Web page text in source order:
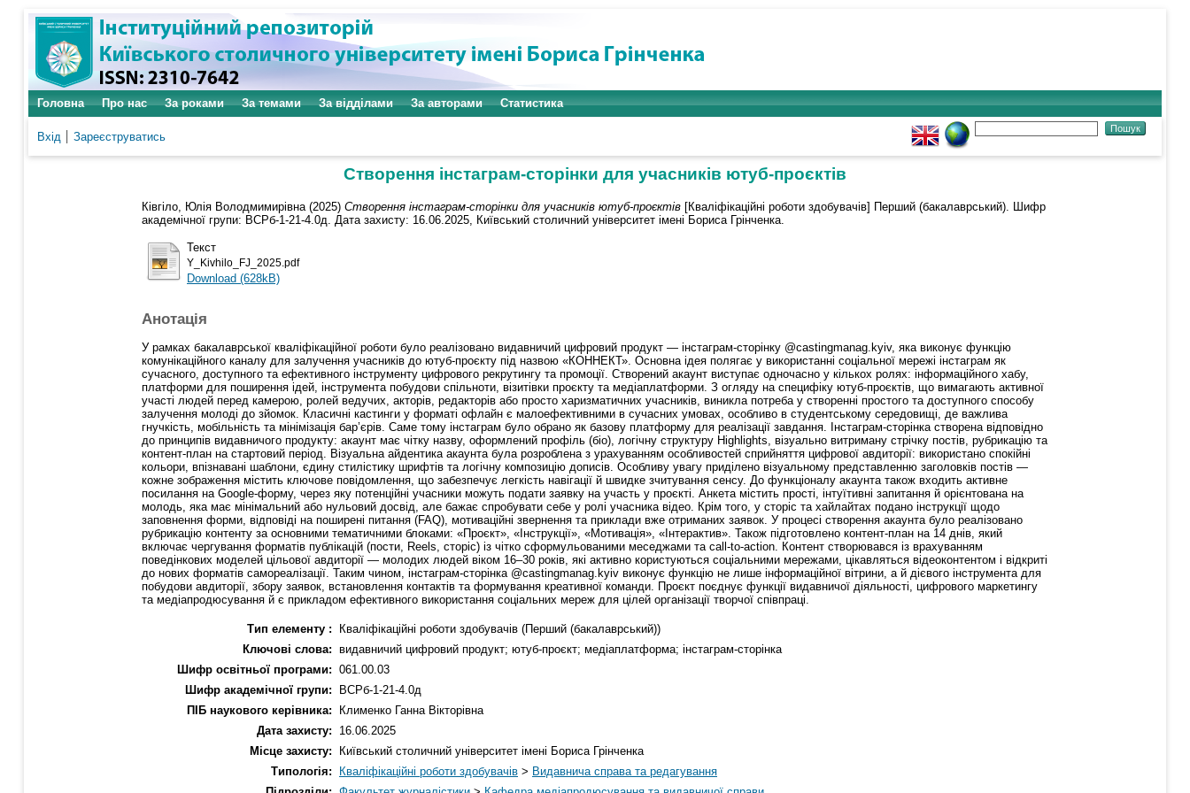
Головна Про нас За роками За темами За відділами За авторами Статистика
Вхід Зареєструватись
Створення інстаграм-сторінки для учасників ютуб-проєктів
Ківгіло, Юлія Володмимирівна (2025) Створення інстаграм-сторінки для учасників ютуб-проєктів [Кваліфікаційні роботи здобувачів] Перший (бакалаврський). Шифр
академічної групи: ВСРб-1-21-4.0д. Дата захисту: 16.06.2025, Київський столичний університет імені Бориса Грінченка.
Текст
Y_Kivhilo_FJ_2025.pdf
Download (628kB)
Анотація
У рамках бакалаврської кваліфікаційної роботи було реалізовано видавничий цифровий продукт — інстаграм-сторінку @castingmanag.kyiv, яка виконує функцію
комунікаційного каналу для залучення учасників до ютуб-проєкту під назвою «КОННЕКТ». Основна ідея полягає у використанні соціальної мережі інстаграм як
сучасного, доступного та ефективного інструменту цифрового рекрутингу та промоції. Створений акаунт виступає одночасно у кількох ролях: інформаційного хабу,
платформи для поширення ідей, інструмента побудови спільноти, візитівки проєкту та медіаплатформи. З огляду на специфіку ютуб-проєктів, що вимагають активної
участі людей перед камерою, ролей ведучих, акторів, редакторів або просто харизматичних учасників, виникла потреба у створенні простого та доступного способу
залучення молоді до зйомок. Класичні кастинги у форматі офлайн є малоефективними в сучасних умовах, особливо в студентському середовищі, де важлива
гнучкість, мобільність та мінімізація бар’єрів. Саме тому інстаграм було обрано як базову платформу для реалізації завдання. Інстаграм-сторінка створена відповідно
до принципів видавничого продукту: акаунт має чітку назву, оформлений профіль (біо), логічну структуру Highlights, візуально витриману стрічку постів, рубрикацію та
контент-план на стартовий період. Візуальна айдентика акаунта була розроблена з урахуванням особливостей сприйняття цифрової авдиторії: використано спокійні
кольори, впізнавані шаблони, єдину стилістику шрифтів та логічну композицію дописів. Особливу увагу приділено візуальному представленню заголовків постів —
кожне зображення містить ключове повідомлення, що забезпечує легкість навігації й швидке зчитування сенсу. До функціоналу акаунта також входить активне
посилання на Google-форму, через яку потенційні учасники можуть подати заявку на участь у проєкті. Анкета містить прості, інтуїтивні запитання й орієнтована на
молодь, яка має мінімальний або нульовий досвід, але бажає спробувати себе у ролі учасника відео. Крім того, у сторіс та хайлайтах подано інструкції щодо
заповнення форми, відповіді на поширені питання (FAQ), мотиваційні звернення та приклади вже отриманих заявок. У процесі створення акаунта було реалізовано
рубрикацію контенту за основними тематичними блоками: «Проєкт», «Інструкції», «Мотивація», «Інтерактив». Також підготовлено контент-план на 14 днів, який
включає чергування форматів публікацій (пости, Reels, сторіс) із чітко сформульованими меседжами та call-to-action. Контент створювався із врахуванням
поведінкових моделей цільової авдиторії — молодих людей віком 16–30 років, які активно користуються соціальними мережами, цікавляться відеоконтентом і відкриті
до нових форматів самореалізації. Таким чином, інстаграм-сторінка @castingmanag.kyiv виконує функцію не лише інформаційної вітрини, а й дієвого інструмента для
побудови авдиторії, збору заявок, встановлення контактів та формування креативної команди. Проєкт поєднує функції видавничої діяльності, цифрового маркетингу
та медіапродюсування й є прикладом ефективного використання соціальних мереж для цілей організації творчої співпраці.
Тип елементу :
Кваліфікаційні роботи здобувачів (Перший (бакалаврський))
Ключові слова: видавничий цифровий продукт; ютуб-проєкт; медіаплатформа; інстаграм-сторінка
Шифр освітньої програми: 061.00.03
Шифр академічної групи:
ВСРб-1-21-4.0д
ПІБ наукового керівника:
Клименко Ганна Вікторівна
Дата захисту:
16.06.2025
Місце захисту:
Київський столичний університет імені Бориса Грінченка
Типологія:
Кваліфікаційні роботи здобувачів > Видавнича справа та редагування